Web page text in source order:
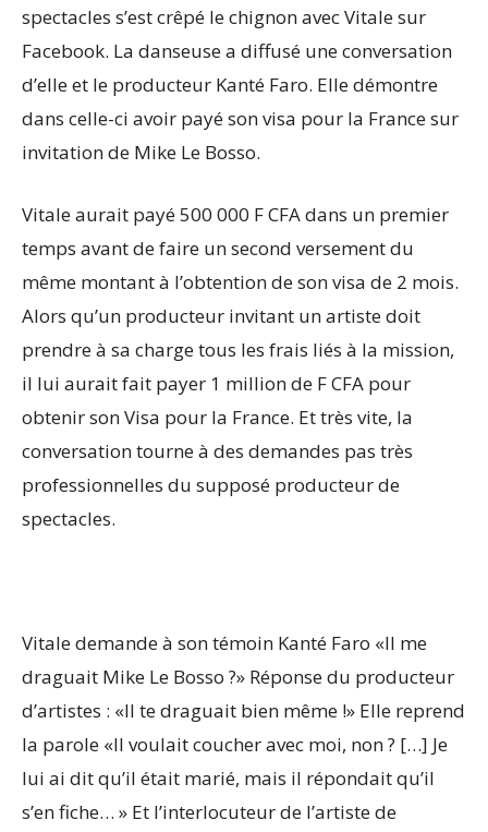
spectacles s’est crêpé le chignon avec Vitale sur
Facebook. La danseuse a diffusé une conversation
d’elle et le producteur Kanté Faro. Elle démontre
dans celle-ci avoir payé son visa pour la France sur
invitation de Mike Le Bosso.
Vitale aurait payé 500 000 F CFA dans un premier
temps avant de faire un second versement du
même montant à l’obtention de son visa de 2 mois.
Alors qu’un producteur invitant un artiste doit
prendre à sa charge tous les frais liés à la mission,
il lui aurait fait payer 1 million de F CFA pour
obtenir son Visa pour la France. Et très vite, la
conversation tourne à des demandes pas très
professionnelles du supposé producteur de
spectacles.
Vitale demande à son témoin Kanté Faro «Il me
draguait Mike Le Bosso ?» Réponse du producteur
d’artistes : «Il te draguait bien même !» Elle reprend
la parole «Il voulait coucher avec moi, non ? […] Je
lui ai dit qu’il était marié, mais il répondait qu’il
s’en fiche… » Et l’interlocuteur de l’artiste de